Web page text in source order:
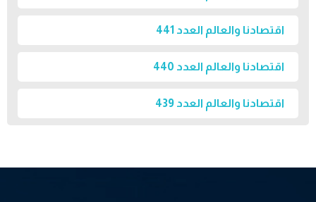
اقتصادنا والعالم العدد 441
اقتصادنا والعالم العدد 440
اقتصادنا والعالم العدد 439